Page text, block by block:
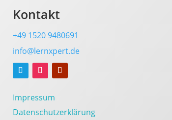
Kontakt
+49 1520 9480691
info@lernxpert.de
Impressum
Datenschutzerklärung